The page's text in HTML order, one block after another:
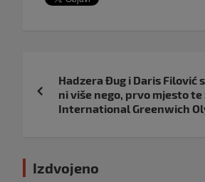
objava
Hadzera Đug i Daris Filović
ni više nego, prvo mjesto
International Greenwich
Izdvojeno